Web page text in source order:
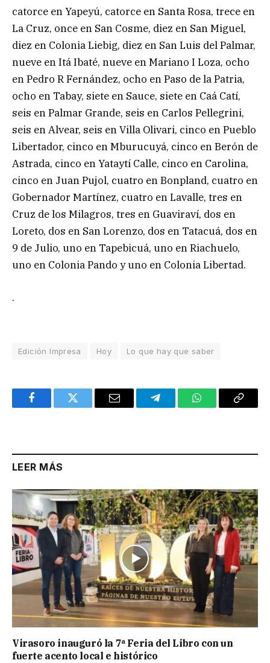
catorce en Yapeyú, catorce en Santa Rosa, trece en
La Cruz, once en San Cosme, diez en San Miguel,
diez en Colonia Liebig, diez en San Luis del Palmar,
nueve en Itá Ibaté, nueve en Mariano I Loza, ocho
en Pedro R Fernández, ocho en Paso de la Patria,
ocho en Tabay, siete en Sauce, siete en Caá Catí,
seis en Palmar Grande, seis en Carlos Pellegrini,
seis en Alvear, seis en Villa Olivari, cinco en Pueblo
Libertador, cinco en Mburucuyá, cinco en Berón de
Astrada, cinco en Yataytí Calle, cinco en Carolina,
cinco en Juan Pujol, cuatro en Bonpland, cuatro en
Gobernador Martínez, cuatro en Lavalle, tres en
Cruz de los Milagros, tres en Guaviraví, dos en
Loreto, dos en San Lorenzo, dos en Tatacuá, dos en
9 de Julio, uno en Tapebicuá, uno en Riachuelo,
uno en Colonia Pando y uno en Colonia Libertad.
.
Edición Impresa Hoy Lo que hay que saber
FacebookTwitter Email TelegramWhatsAppCopy
LEER MÁS
Virasoro inauguró la 7ª Feria del Libro con un
fuerte acento local e histórico